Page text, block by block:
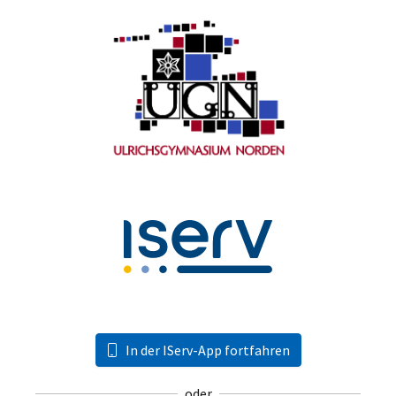
In der IServ-App fortfahren